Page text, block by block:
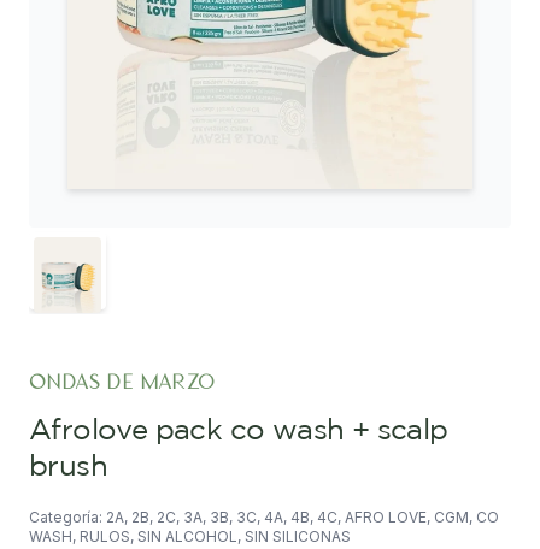
ondas de marzo
afrolove pack co wash + scalp
brush
Categoría: 2A, 2B, 2C, 3A, 3B, 3C, 4A, 4B, 4C, AFRO LOVE, CGM, CO
WASH, RULOS, SIN ALCOHOL, SIN SILICONAS